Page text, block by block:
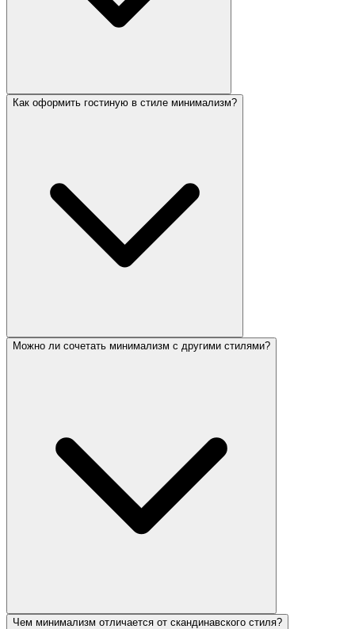
Как оформить гостиную в стиле минимализм?
Можно ли сочетать минимализм с другими стилями?
Чем минимализм отличается от скандинавского стиля?